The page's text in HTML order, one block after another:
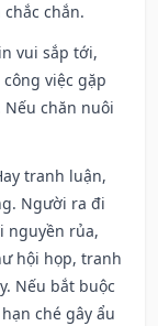
chắn.
vui sắp tới,
việc gặp
chăn nuôi
tranh luận,
Người ra đi
nguyền rủa,
hội họp, tranh
Nếu bắt buộc
ché gây ẩu